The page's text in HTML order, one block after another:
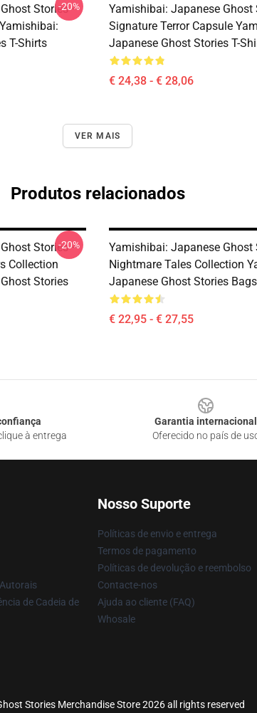
Stories –
T-Shirts
-20%
Yamishibai: Japanese Ghost
Signature Terror Capsule
Japanese Ghost Stories T-
€ 24,38 - € 28,06
VER MAIS
Produtos relacionados
Stories –
Collection
Stories
-20%
Yamishibai: Japanese Ghost
Nightmare Tales Collection
Japanese Ghost Stories Bags
€ 22,95 - € 27,55
à entrega
Garantia internacional
Oferecido no país de
de Cadeia de
Nosso Suporte
Políticas de envio e entrega
Termos de pagamento
Políticas de devolução e reembolso
Contacte-nos
Ajuda ao cliente (FAQ)
Whosale
Stories Merchandise Store 2026 all rights reserved